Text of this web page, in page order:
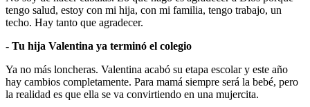
tengo salud, estoy con mi hija, con mi familia, tengo trabajo, un
techo. Hay tanto que agradecer.
- Tu hija Valentina ya terminó el colegio
Ya no más loncheras. Valentina acabó su etapa escolar y este año
hay cambios completamente. Para mamá siempre será la bebé, pero
la realidad es que ella se va convirtiendo en una mujercita.